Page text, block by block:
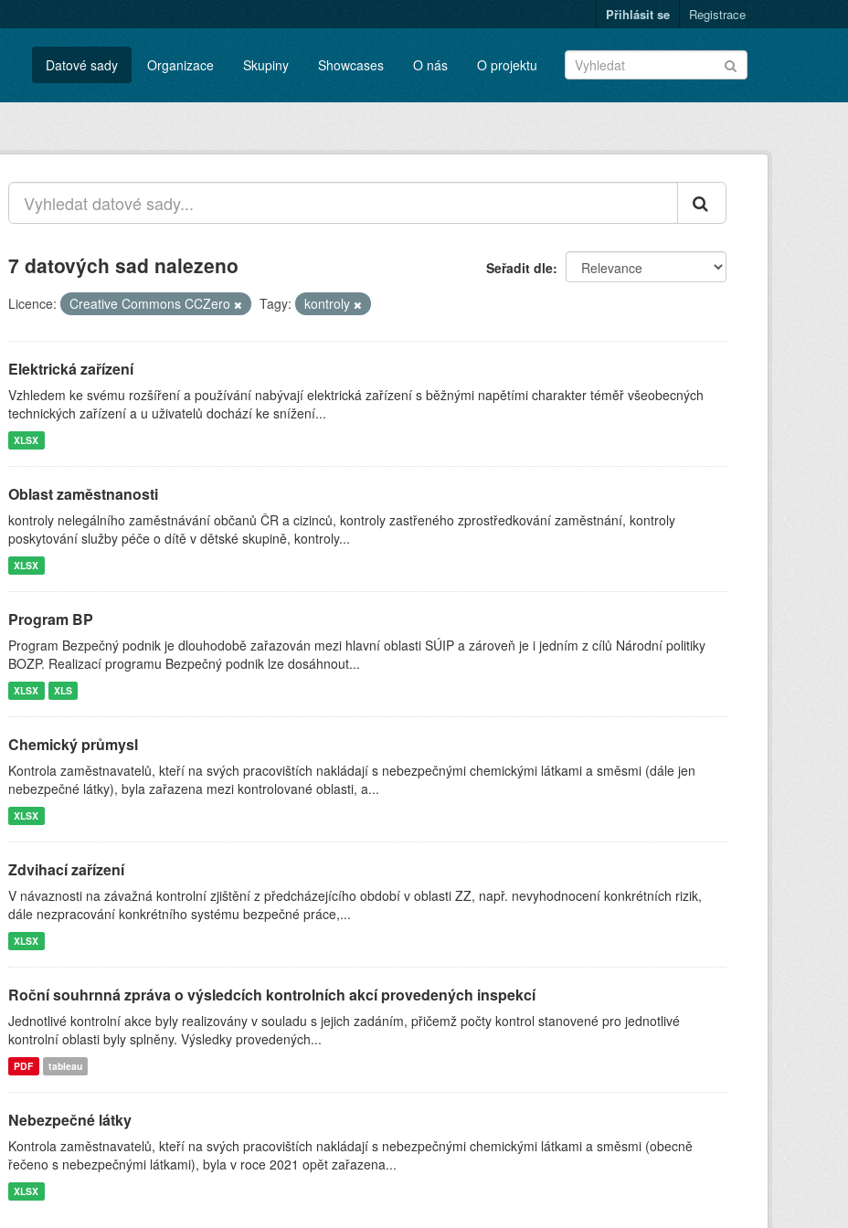
Přihlásit se Registrace
Datové sady Organizace Skupiny Showcases O nás O projektu
Seřadit dle
7 datových sad nalezeno
Licence: Creative Commons CCZero Tagy: kontroly
Elektrická zařízení
Vzhledem ke svému rozšíření a používání nabývají elektrická zařízení s běžnými napětími charakter téměř všeobecných
technických zařízení a u uživatelů dochází ke snížení...
XLSX
Oblast zaměstnanosti
kontroly nelegálního zaměstnávání občanů ČR a cizinců, kontroly zastřeného zprostředkování zaměstnání, kontroly
poskytování služby péče o dítě v dětské skupině, kontroly...
XLSX
Program BP
Program Bezpečný podnik je dlouhodobě zařazován mezi hlavní oblasti SÚIP a zároveň je i jedním z cílů Národní politiky
BOZP. Realizací programu Bezpečný podnik lze dosáhnout...
XLSX XLS
Chemický průmysl
Kontrola zaměstnavatelů, kteří na svých pracovištích nakládají s nebezpečnými chemickými látkami a směsmi (dále jen
nebezpečné látky), byla zařazena mezi kontrolované oblasti, a...
XLSX
Zdvihací zařízení
V návaznosti na závažná kontrolní zjištění z předcházejícího období v oblasti ZZ, např. nevyhodnocení konkrétních rizik,
dále nezpracování konkrétního systému bezpečné práce,...
XLSX
Roční souhrnná zpráva o výsledcích kontrolních akcí provedených inspekcí
Jednotlivé kontrolní akce byly realizovány v souladu s jejich zadáním, přičemž počty kontrol stanovené pro jednotlivé
kontrolní oblasti byly splněny. Výsledky provedených...
PDF tableau
Nebezpečné látky
Kontrola zaměstnavatelů, kteří na svých pracovištích nakládají s nebezpečnými chemickými látkami a směsmi (obecně
řečeno s nebezpečnými látkami), byla v roce 2021 opět zařazena...
XLSX